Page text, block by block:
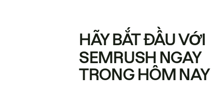
HÃY BẮT ĐẦU VỚI
SEMRUSH NGAY
TRONG HÔM NAY